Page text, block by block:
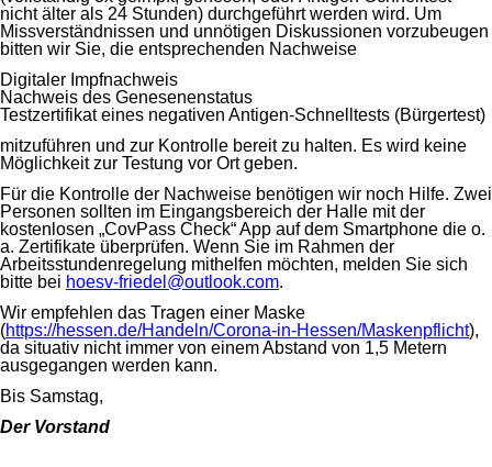
nicht älter als 24 Stunden) durchgeführt werden wird. Um
Missverständnissen und unnötigen Diskussionen vorzubeugen
bitten wir Sie, die entsprechenden Nachweise
Digitaler Impfnachweis
Nachweis des Genesenenstatus
Testzertifikat eines negativen Antigen-Schnelltests (Bürgertest)
mitzuführen und zur Kontrolle bereit zu halten. Es wird keine
Möglichkeit zur Testung vor Ort geben.
Für die Kontrolle der Nachweise benötigen wir noch Hilfe. Zwei
Personen sollten im Eingangsbereich der Halle mit der
kostenlosen „CovPass Check“ App auf dem Smartphone die o.
a. Zertifikate überprüfen. Wenn Sie im Rahmen der
Arbeitsstundenregelung mithelfen möchten, melden Sie sich
bitte bei hoesv-friedel@outlook.com.
Wir empfehlen das Tragen einer Maske
(https://hessen.de/Handeln/Corona-in-Hessen/Maskenpflicht),
da situativ nicht immer von einem Abstand von 1,5 Metern
ausgegangen werden kann.
Bis Samstag,
Der Vorstand